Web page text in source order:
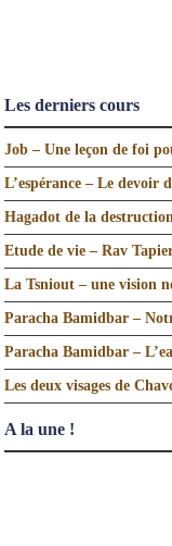
Les derniers cours
Job – Une leçon de foi
L’espérance – Le devoir
Hagadot de la
Etude de vie – Rav
La Tsniout – une vision
Paracha Bamidbar –
Paracha Bamidbar –
Les deux visages de
A la une !